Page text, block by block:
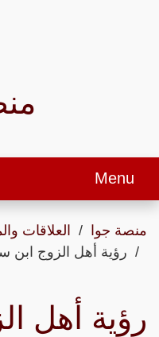
Menu
منصة جوا
العلاقات
رؤية أهل الزوج ابن
رؤية أهل